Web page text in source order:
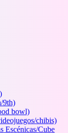
9th)
bowl)
chibis)
Escénicas/Cube